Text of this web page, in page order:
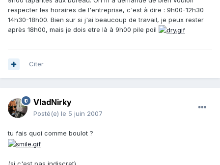
respecter les horaires de l'entreprise, c'est à dire : 9h00-12h30
14h30-18h00. Bien sur si j'ai beaucoup de travail, je peux rester
après 18h00, mais je dois etre là à 9h00 pile poil
Citer
VladNirky
Posté(e) le 5 juin 2007
tu fais quoi comme boulot ?
(si c'est pas indiscret).